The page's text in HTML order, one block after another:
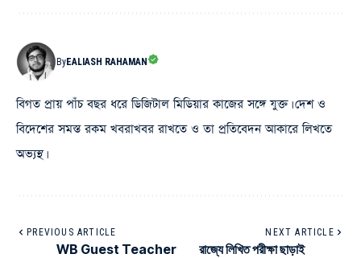
ByEALIASH RAHAMAN
বিগত প্রায় পাঁচ বছর ধরে ডিজিটাল মিডিয়ার কাজের সঙ্গে যুক্ত। দেশ ও
বিদেশের সমস্ত রকম খবরাখবর রাখতে ও তা প্রতিবেদন আকারে লিখতে
অভ্যস্থ।
PREVIOUS ARTICLE
WB Guest Teacher
NEXT ARTICLE
রাজ্যে লিখিত পরীক্ষা ছাড়াই